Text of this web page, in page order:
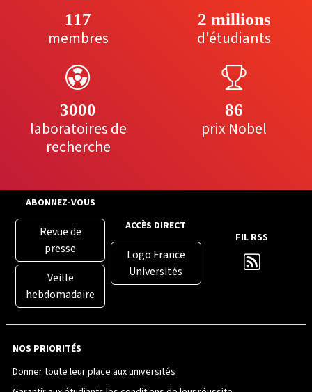
117
membres
2 millions
d'étudiants
3000
laboratoires de
recherche
86
prix Nobel
ABONNEZ-VOUS
Revue de
presse
Veille
hebdomadaire
ACCÈS DIRECT
Logo France
Universités
FIL RSS
NOS PRIORITÉS
Donner toute leur place aux universités